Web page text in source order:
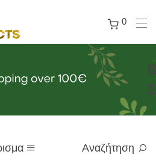
0
Αναζήτηση